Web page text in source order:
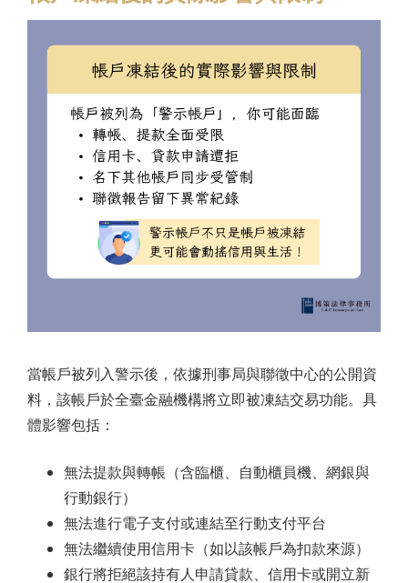
當帳戶被列入警示後，依據刑事局與聯徵中心的公開資
料，該帳戶於全臺金融機構將立即被凍結交易功能。具
體影響包括：
無法提款與轉帳（含臨櫃、自動櫃員機、網銀與
行動銀行）
無法進行電子支付或連結至行動支付平台
無法繼續使用信用卡（如以該帳戶為扣款來源）
銀行將拒絕該持有人申請貸款、信用卡或開立新